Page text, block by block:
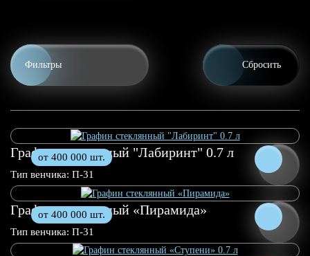
Фильтры Сбросить
от 400 000 шт.
0.5 л 0.7 л
Графин стеклянный "Лабиринт" 0.7 л
Тип венчика: П-31
от 400 000 шт.
0.5 л 0.7 л
Графин стеклянный «Пирамида»
Тип венчика: П-31
0.5 л 0.7 л